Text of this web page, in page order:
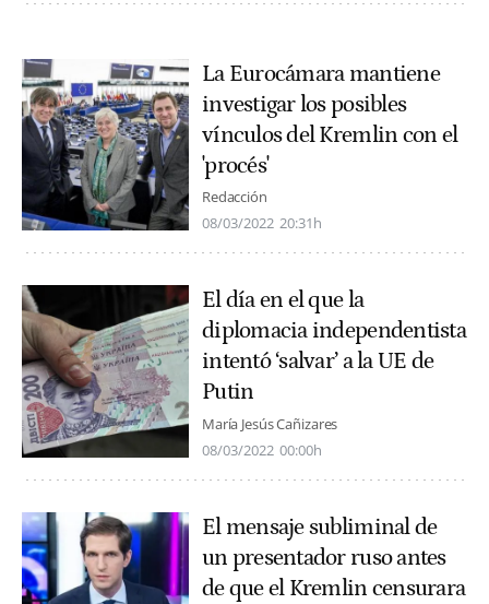
La Eurocámara mantiene
investigar los posibles
vínculos del Kremlin con el
'procés'
Redacción
08/03/2022 20:31h
El día en el que la
diplomacia independentista
intentó ‘salvar’ a la UE de
Putin
María Jesús Cañizares
08/03/2022 00:00h
El mensaje subliminal de
un presentador ruso antes
de que el Kremlin censurara